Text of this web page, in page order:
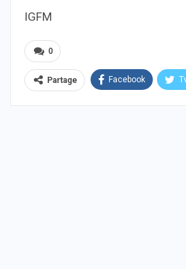
IGFM
0
Partage Facebook